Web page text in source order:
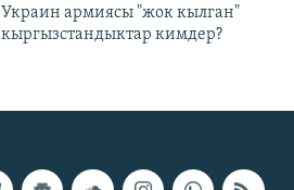
Украин армиясы "жок кылган"
кыргызстандыктар кимдер?